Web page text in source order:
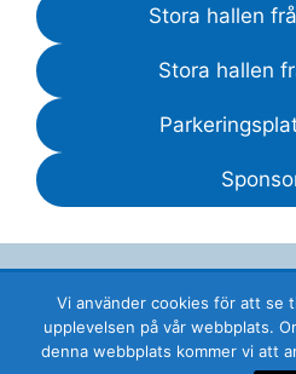
Stora hallen
Stora hallen
© 2026 Lidköpings Ridklubb
Ekestubbevägen 531 92
admin@lrk.se
Vi använder cookies för att se
upplevelsen på vår webbplats.
denna webbplats kommer vi att